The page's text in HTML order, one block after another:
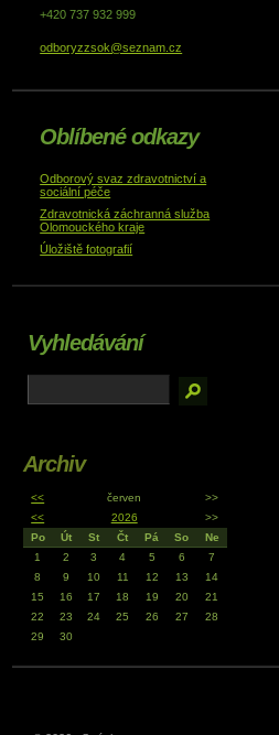
+420 737 932 999
odboryzzsok@seznam.cz
Oblíbené odkazy
Odborový svaz zdravotnictví a
sociální péče
Zdravotnická záchranná služba
Olomouckého kraje
Úložiště fotografií
Vyhledávání
Archiv
<< červen
>>
<<
2026
>>
Po
Út St Čt Pá So
Ne
1
2 3 4 5 6
7
8
9 10 11 12 13
14
15
16 17 18 19 20
21
22
23 24 25 26 27
28
29
30